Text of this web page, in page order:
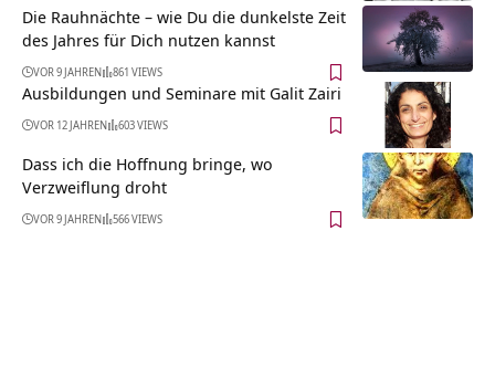
Die Rauhnächte – wie Du die dunkelste Zeit
des Jahres für Dich nutzen kannst
VOR 9 JAHREN 861 VIEWS
Ausbildungen und Seminare mit Galit Zairi
VOR 12 JAHREN 603 VIEWS
Dass ich die Hoffnung bringe, wo
Verzweiflung droht
VOR 9 JAHREN 566 VIEWS